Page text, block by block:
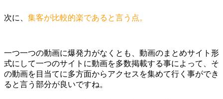
次に、 集客が比較的楽であると言う点。
一つ一つの動画に爆発力がなくとも、動画のまとめサイト形
式にして一つのサイトに動画を多数掲載する事によって、そ
の動画を目当てに多方面からアクセスを集めて行く事ができ
ると言う部分が良いですね。